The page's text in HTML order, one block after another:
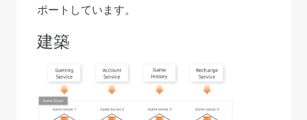
ポートしています。
建築